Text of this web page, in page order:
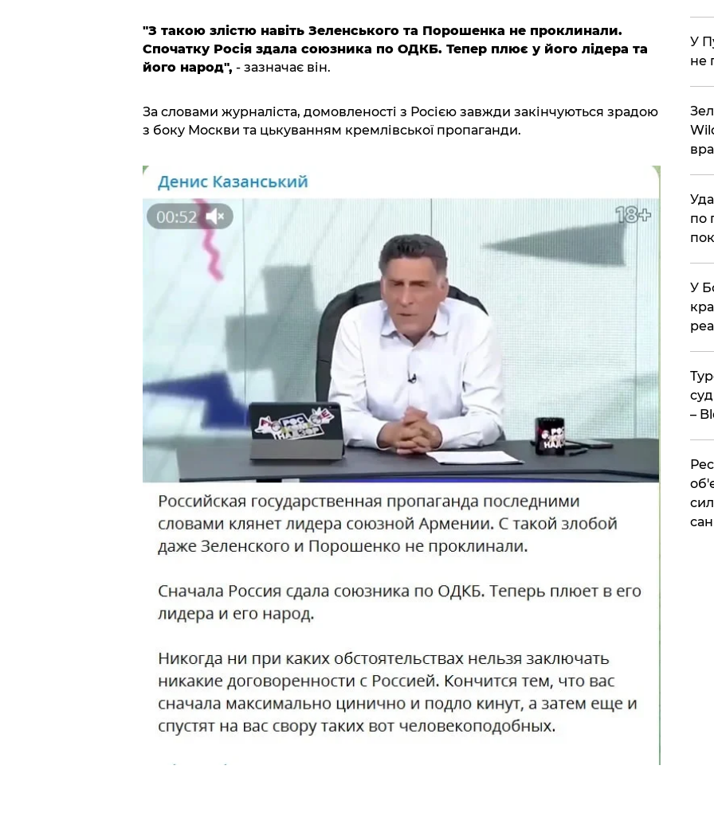
"З такою злістю навіть Зеленського та Порошенка не проклинали.
Спочатку Росія здала союзника по ОДКБ. Тепер плює у його лідера та
його народ", - зазначає він.
За словами журналіста, домовленості з Росією завжди закінчуються зрадою
з боку Москви та цькуванням кремлівської пропаганди.
У
не
по
У
–